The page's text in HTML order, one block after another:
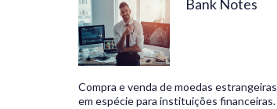
Bank Notes
Compra e venda de moedas estrangeiras
em espécie para instituições financeiras.